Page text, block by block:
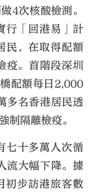
4次核酸檢測。
行「回港易」計
民，在取得配額
疫。首階段深圳
配額每日2,000
多名香港居民透
制隔離檢疫。
七十多萬人次循
流大幅下降。據
初步訪港旅客數